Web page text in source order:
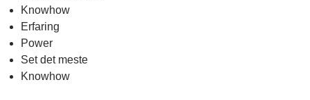
Knowhow
Erfaring
Power
Set det meste
Knowhow